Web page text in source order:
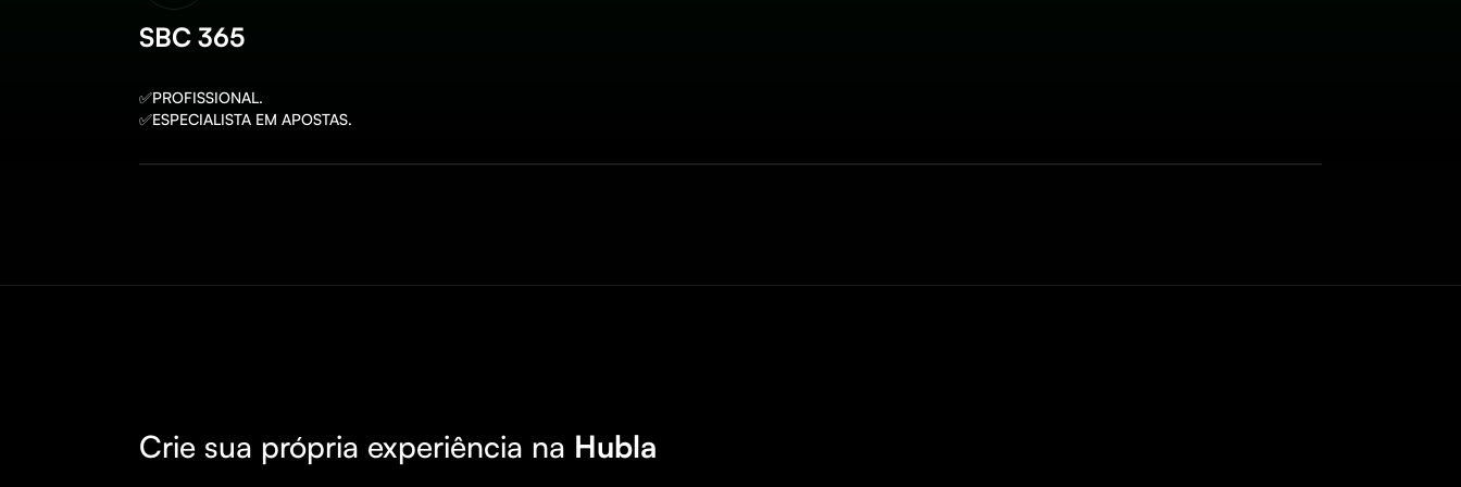
SBC 365
✅PROFISSIONAL.
✅ESPECIALISTA EM APOSTAS.
Crie sua própria experiência na Hubla